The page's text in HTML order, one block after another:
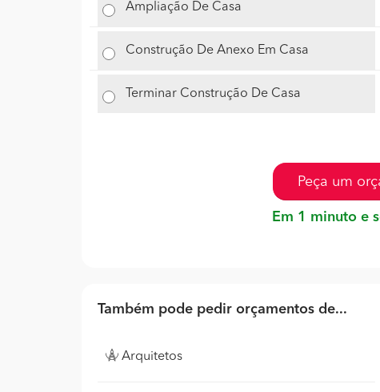
Ampliação De Casa
Construção De Anexo Em Casa
Terminar Construção De Casa
Peça um
Em 1 minuto e
Também pode pedir orçamentos de...
Arquitetos